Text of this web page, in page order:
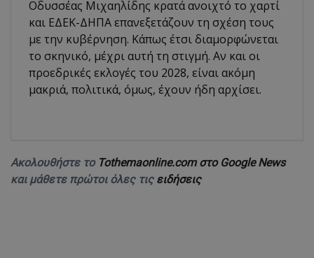
Οδυσσέας Μιχαηλίδης κρατά ανοιχτό το χαρτί
και ΕΔΕΚ-ΔΗΠΑ επανεξετάζουν τη σχέση τους
με την κυβέρνηση. Κάπως έτσι διαμορφώνεται
το σκηνικό, μέχρι αυτή τη στιγμή. Αν και οι
προεδρικές εκλογές του 2028, είναι ακόμη
μακριά, πολιτικά, όμως, έχουν ήδη αρχίσει.
Ακολουθήστε το Tothemaonline.com στο Google News
και μάθετε πρώτοι όλες τις ειδήσεις